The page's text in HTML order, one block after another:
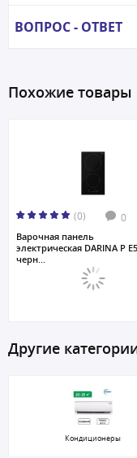
ВОПРОС - ОТВЕТ
Похожие товары
(0) 0
Варочная панель
электрическая DARINA P
черн...
Другие
Кондиционеры